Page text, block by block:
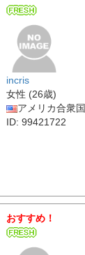
incris
女性 (26歳)
アメリカ合衆国
ID: 99421722
おすすめ！